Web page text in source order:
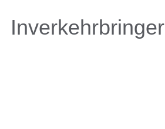
Inverkehrbringer